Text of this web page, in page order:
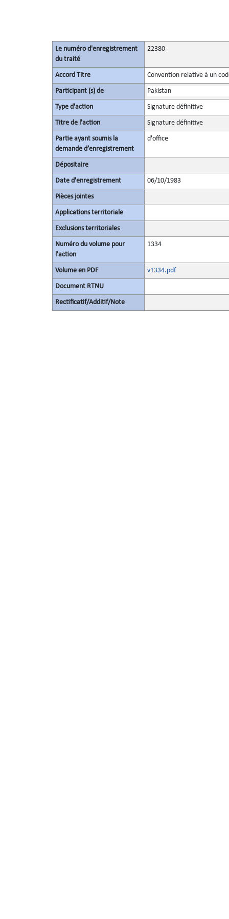
Le numéro d'enregistrement
du traité
22380
Accord Titre Convention relative à un
Participant (s) de Pakistan
Type d'action Signature définitive
Titre de l'action Signature définitive
Partie ayant soumis la
demande d’enregistrement
d'office
Dépositaire
Date d'enregistrement 06/10/1983
Pièces jointes
Applications territoriale
Exclusions territoriales
Numéro du volume pour
l'action
1334
Volume en PDF v1334.pdf
Document RTNU
Rectificatif/Additif/Note